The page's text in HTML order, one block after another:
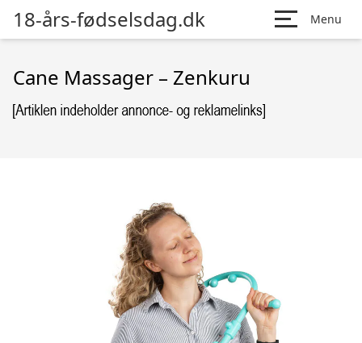
18-års-fødselsdag.dk Menu
Cane Massager – Zenkuru